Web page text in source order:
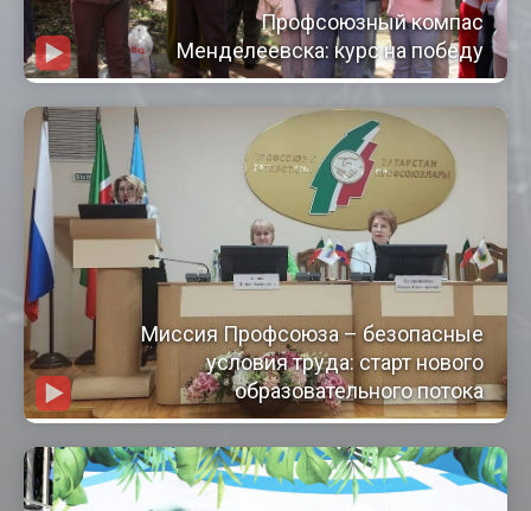
Профсоюзный компас
Менделеевска: курс на победу
Миссия Профсоюза – безопасные
условия труда: старт нового
образовательного потока